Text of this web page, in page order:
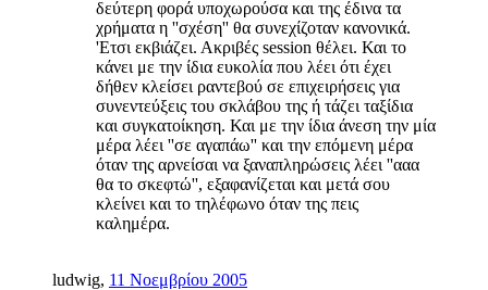
δεύτερη φορά υποχωρούσα και της έδινα τα
χρήματα η ''σχέση'' θα συνεχίζοταν κανονικά.
'Ετσι εκβιάζει. Ακριβές session θέλει. Και το
κάνει με την ίδια ευκολία που λέει ότι έχει
δήθεν κλείσει ραντεβού σε επιχειρήσεις για
συνεντεύξεις του σκλάβου της ή τάζει ταξίδια
και συγκατοίκηση. Και με την ίδια άνεση την μία
μέρα λέει ''σε αγαπάω'' και την επόμενη μέρα
όταν της αρνείσαι να ξαναπληρώσεις λέει ''ααα
θα το σκεφτώ'', εξαφανίζεται και μετά σου
κλείνει και το τηλέφωνο όταν της πεις
καλημέρα.
ludwig, 11 Νοεμβρίου 2005